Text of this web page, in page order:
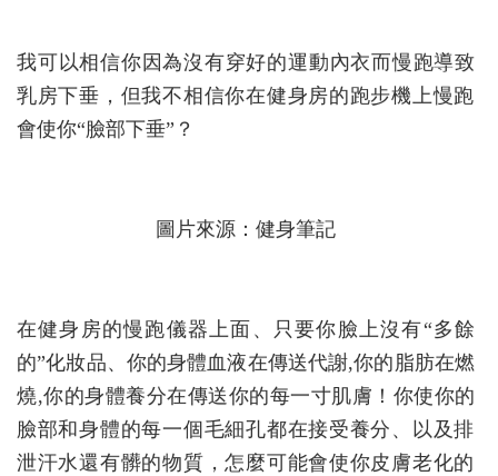
我可以相信你因為沒有穿好的運動內衣而慢跑導致
乳房下垂，但我不相信你在健身房的跑步機上慢跑
會使你“臉部下垂”？
圖片來源：健身筆記
在健身房的慢跑儀器上面 、
只要你臉上沒有“多餘
的”化妝品、你的身體血液在傳送代謝,你的脂肪在燃
燒,你的身體養分在傳送你的每一寸肌膚！你使你的
臉部和身體的每一個毛細孔都在接受養分、以及排
泄汗水還有髒的物質，怎麼可能會使你皮膚老化的